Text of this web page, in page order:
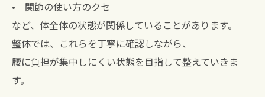
• 関節の使い方のクセ
など、体全体の状態が関係していることがあります。
整体では、これらを丁寧に確認しながら、
腰に負担が集中しにくい状態を目指して整えていきま
す。